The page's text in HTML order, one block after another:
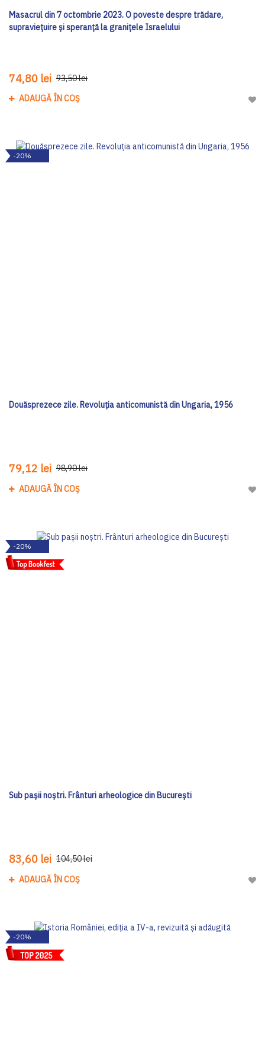
Masacrul din 7 octombrie 2023. O poveste despre trădare,
supraviețuire și speranță la granițele Israelului
74,80 lei 93,50 lei
ADAUGĂ ÎN COȘ
-20%
Douăsprezece zile. Revoluția anticomunistă din Ungaria, 1956
79,12 lei 98,90 lei
ADAUGĂ ÎN COȘ
-20%
Sub pașii noștri. Frânturi arheologice din București
83,60 lei 104,50 lei
ADAUGĂ ÎN COȘ
-20%